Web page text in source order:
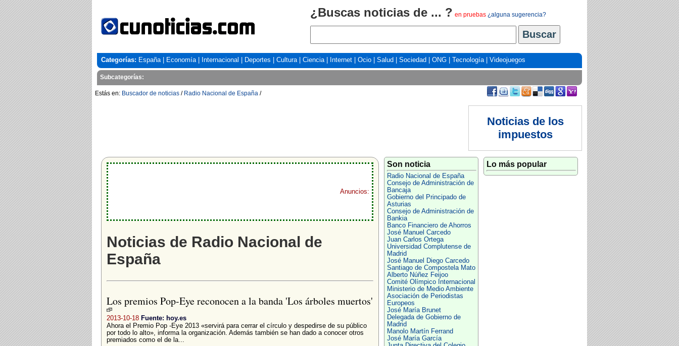
¿Buscas noticias de ... ? en pruebas ¿alguna sugerencia?
Categorías: España| Economía| Internacional Deportes Cultura| Ciencia| Internet Ocio Salud Sociedad ONG Tecnología| Videojuegos
Subcategorías:
Estás en: Buscador de noticias / Radio Nacional de España /
Noticias de los
impuestos
Anuncios:
Noticias de Radio Nacional de
España
Los premios Pop-Eye reconocen a la banda 'Los árboles muertos'
2013-10-18 Fuente: hoy.es
Ahora el Premio Pop -Eye 2013 «servirá para cerrar el círculo y despedirse de su público
por todo lo alto», informa la organización. Además también se han dado a conocer otros
premiados como el de la...
Son noticia
Radio Nacional de España
Consejo de Administración de
Bancaja
Gobierno del Principado de
Asturias
Consejo de Administración de
Bankia
Banco Financiero de Ahorros
José Manuel Carcedo
Juan Carlos Ortega
Universidad Complutense de
Madrid
José Manuel Diego Carcedo
Santiago de Compostela Mato
Alberto Núñez Feijoo
Comité Olímpico Internacional
Ministerio de Medio Ambiente
Asociación de Periodistas
Europeos
José María Brunet
Delegada de Gobierno de
Madrid
Manolo Martín Ferrand
José María García
Lo más popular